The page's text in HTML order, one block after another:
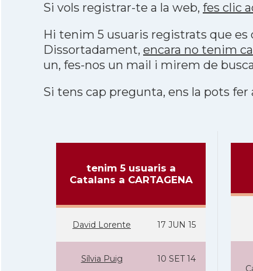
Si vols registrar-te a la web, fes clic
Hi tenim 5 usuaris registrats que
Dissortadament, encara no tenim
un, fes-nos un mail i mirem de
Si tens cap pregunta, ens la pots fer
tenim 5 usuaris a
Catalans a CARTAGENA
David Lorente 17 JUN 15
Sí­lvia Puig 10 SET 14